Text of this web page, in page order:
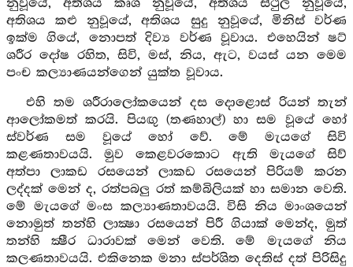
නුවූයේ, අතිශය කෘශ නුවූයේ, අතිශය ස්ථුල නුවූයේ,
අතිශය කළු නුවූයේ, අතිශය සුදු නුවූයේ, මිනිස් වර්ණ
ඉක්ම ගියේ, නොපත් දිව්‍ය වර්ණ වූවාය. එහෙයින් ෂට්
ශරීර දෝෂ රහිත, සිවි, මස්, නිය, ඇට, වයස් යන මෙම
පංච කල්‍යාණයන්ගෙන් යුක්ත වූවාය.
එහි තම ශරීරාලෝකයෙන් දස දොළොස් රියන් තැන්
ආලෝකමත් කරයි. පියඟු (තණහාල්) හා සම වූයේ හෝ
ස්වර්ණ සම වූයේ හෝ වේ. මේ මැයගේ සිවි
කළණතාවයයි. මුව කෙළවරකොට ඇති මැයගේ සිව්
අත්පා ලාකඩ රසයෙන් ලාකඩ රසයෙන් පිරියම් කරන
ලද්දක් මෙන් ද, රත්පබලු රත් කම්බිලියක් හා සමාන වෙති.
මේ මැයගේ මංස කල්‍යාණතාවයයි. විසි නිය මාංශයෙන්
නොමුත් තන්හි ලාක්‍ෂා රසයෙන් පිරී ගියාක් මෙන්ද, මුත්
තන්හි ක්‍ෂීර ධාරාවක් මෙන් වෙති. මේ මැයගේ නිය
කලණතාවයයි. එකිනෙක මනා ස්පර්ශිත දෙතිස් දත් පිරිසිදු